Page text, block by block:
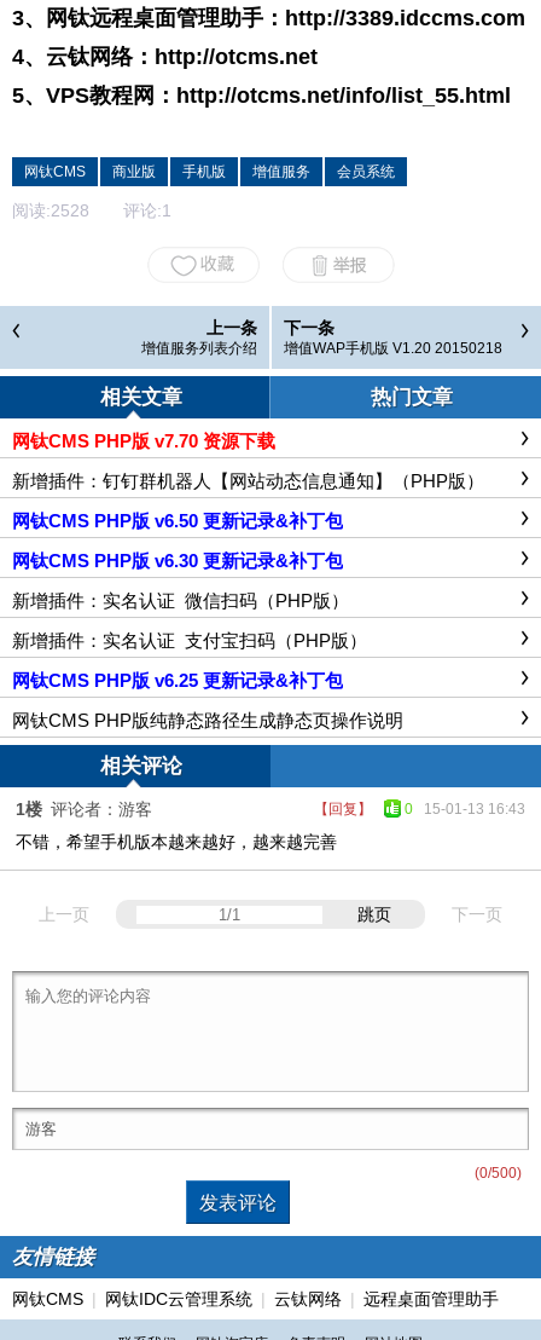
3、网钛远程桌面管理助手： http://3389.idccms.com
4、云钛网络： http://otcms.net
5、VPS教程网： http://otcms.net/info/list_55.html
网钛CMS 商业版 手机版 增值服务 会员系统
阅读:2528 评论:1
上一条
增值服务列表介绍
下一条
增值WAP手机版 V1.20 20150218
相关文章 热门文章
网钛CMS PHP版 v7.70 资源下载
新增插件：钉钉群机器人【网站动态信息通知】（PHP版）
网钛CMS PHP版 v6.50 更新记录&补丁包
网钛CMS PHP版 v6.30 更新记录&补丁包
新增插件：实名认证_微信扫码（PHP版）
新增插件：实名认证_支付宝扫码（PHP版）
网钛CMS PHP版 v6.25 更新记录&补丁包
网钛CMS PHP版纯静态路径生成静态页操作说明
相关评论
【回复】 0 15-01-13 16:43
1楼 评论者：游客
不错，希望手机版本越来越好，越来越完善
上一页 跳页 下一页
(0/500)
友情链接
网钛CMS | 网钛IDC云管理系统 | 云钛网络 | 远程桌面管理助手